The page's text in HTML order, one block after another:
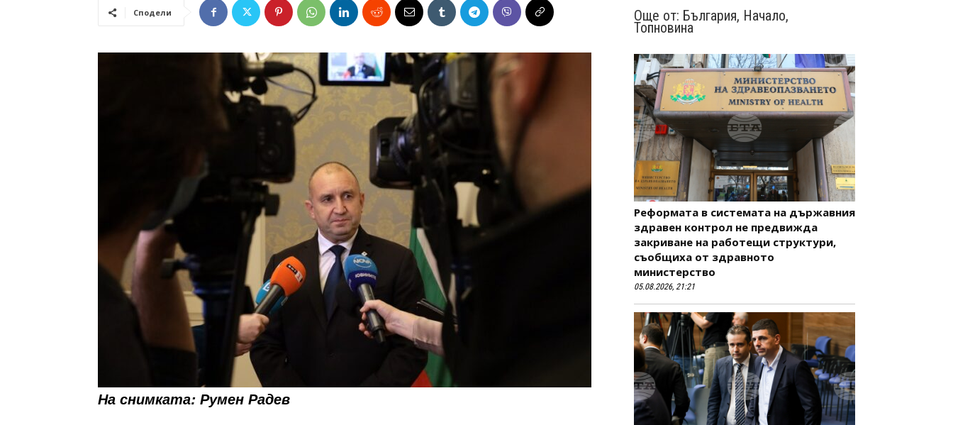
Сподели
На снимката: Румен Радев
Още от: България, Начало,
Топновина
Реформата в системата на държавния
здравен контрол не предвижда
закриване на работещи структури,
съобщиха от здравното
министерство
05.08.2026, 21:21